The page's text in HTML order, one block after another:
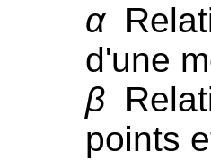
α
d'une
β
points